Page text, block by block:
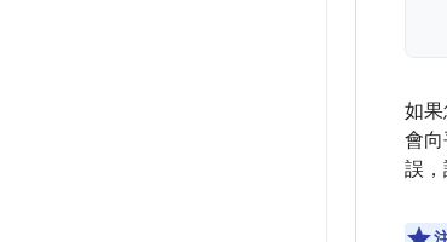
如
會
誤